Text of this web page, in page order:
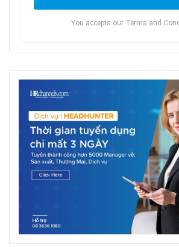
You accepts our Terms and